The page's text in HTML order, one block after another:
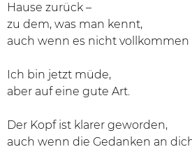
Hause zurück –
zu dem, was man kennt,
auch wenn es nicht vollkommen
Ich bin jetzt müde,
aber auf eine gute Art.
Der Kopf ist klarer geworden,
auch wenn die Gedanken an